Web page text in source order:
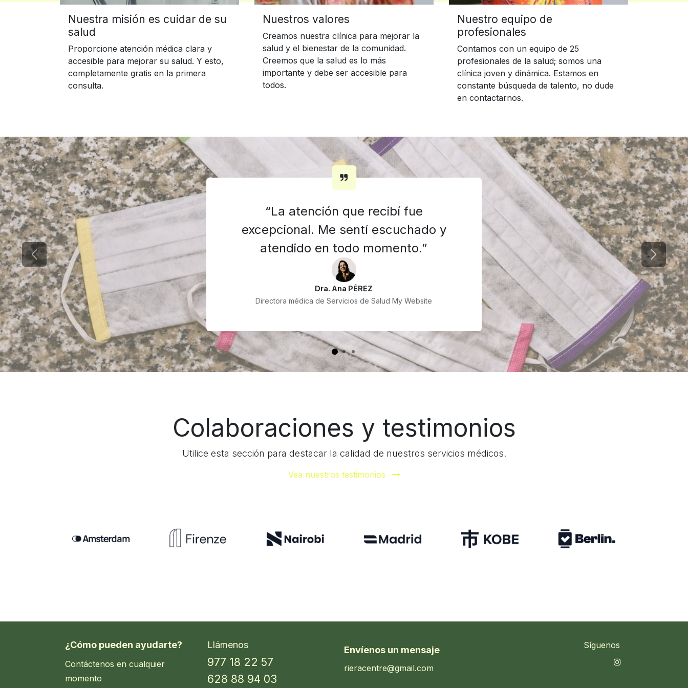
Nuestra misión es cuidar de su
salud
Proporcione atención médica clara y
accesible para mejorar su salud. Y esto,
completamente gratis en la primera
consulta.
Nuestros valores
Creamos nuestra clínica para mejorar la
salud y el bienestar de la comunidad.
Creemos que la salud es lo más
importante y debe ser accesible para
todos.
Nuestro equipo de
profesionales
Contamos con un equipo de 25
profesionales de la salud; somos una
clínica joven y dinámica. Estamos en
constante búsqueda de talento, no dude
en contactarnos.
“La atención que recibí fue
excepcional. Me sentí escuchado y
atendido en todo momento.”
Dra. Ana PÉREZ
Directora médica de Servicios de Salud My Website
Anterior Siguiente
Colaboraciones y testimonios
Utilice esta sección para destacar la calidad de nuestros servicios médicos.
Vea nuestros testimonios
¿Cómo pueden ayudarte?
Contáctenos en cualquier
momento
Llámenos
977 18 22 57
628 88 94 03
Envíenos un mensaje
rieracentre@gmail.com
Síguenos